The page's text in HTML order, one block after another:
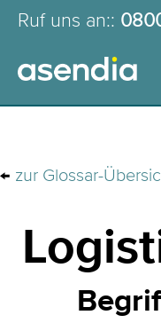
Ruf uns an::
← zur Glossar-